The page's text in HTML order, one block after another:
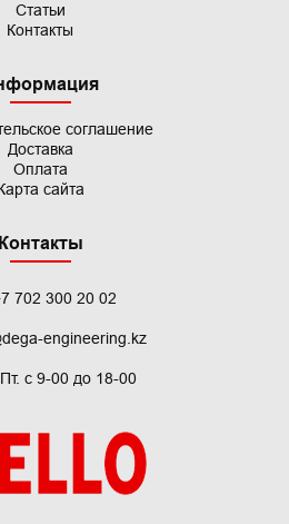
Статьи
Контакты
соглашение
Доставка
Оплата
сайта
Контакты
702 300 20 02
engineering.kz
с 9-00 до 18-00